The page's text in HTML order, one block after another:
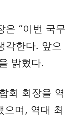
은 “이번 국무
각한다. 앞으
밝혔다.
회 회장을 역
으며, 역대 최